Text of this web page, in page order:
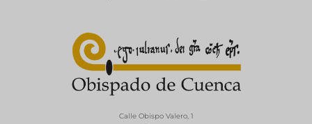
Calle Obispo Valero, 1